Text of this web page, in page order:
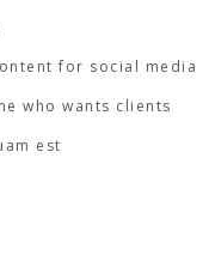
for social media
who wants clients
est